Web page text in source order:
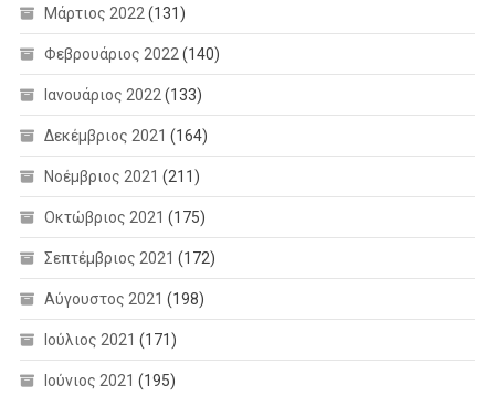
Μάρτιος 2022 (131)
Φεβρουάριος 2022 (140)
Ιανουάριος 2022 (133)
Δεκέμβριος 2021 (164)
Νοέμβριος 2021 (211)
Οκτώβριος 2021 (175)
Σεπτέμβριος 2021 (172)
Αύγουστος 2021 (198)
Ιούλιος 2021 (171)
Ιούνιος 2021 (195)